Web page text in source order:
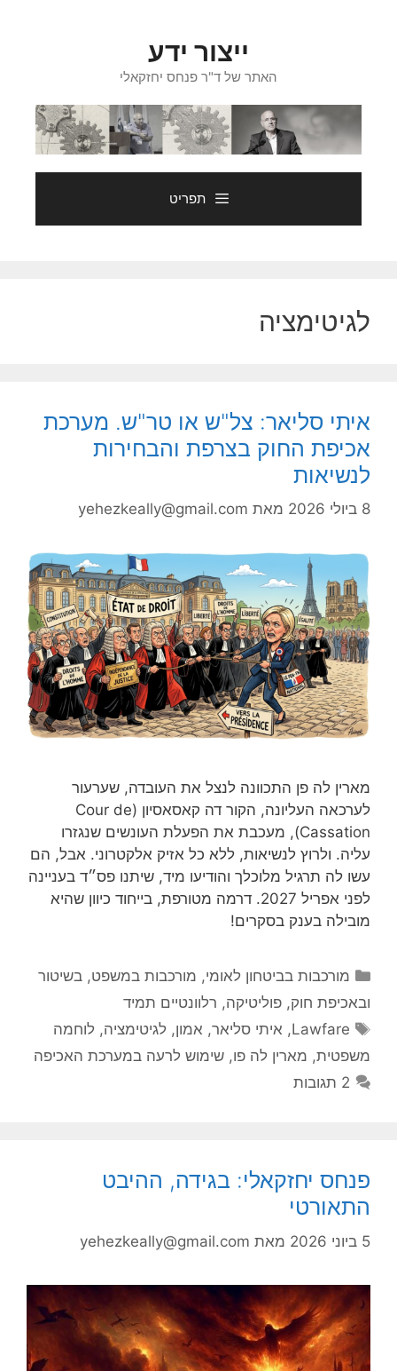
ייצור ידע
האתר של ד"ר פנחס יחזקאלי
תפריט
לגיטימציה
איתי סליאר: צל"ש או טר"ש. מערכת
אכיפת החוק בצרפת והבחירות
לנשיאות
8 ביולי 2026 מאת yehezkeally@gmail.com
מארין לה פן התכוונה לנצל את העובדה, שערעור
לערכאה העליונה, הקור דה קאסאסיון (Cour de
Cassation), מעכבת את הפעלת העונשים שנגזרו
עליה. ולרוץ לנשיאות, ללא כל אזיק אלקטרוני. אבל, הם
עשו לה תרגיל מלוכלך והודיעו מיד, שיתנו פס״ד בעניינה
לפני אפריל 2027. דרמה מטורפת, בייחוד כיוון שהיא
מובילה בענק בסקרים!
קטגוריות
מורכבות בביטחון לאומי, מורכבות במשפט, בשיטור
ובאכיפת חוק, פוליטיקה, רלוונטיים תמיד
תגיות
Lawfare
, איתי סליאר, אמון, לגיטימציה, לוחמה
משפטית, מארין לה פו, שימוש לרעה במערכת האכיפה
2 תגובות
פנחס יחזקאלי: בגידה, ההיבט
התאורטי
5 ביוני 2026 מאת yehezkeally@gmail.com